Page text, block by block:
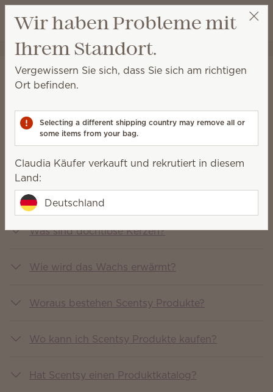
Wunschliste
Warenkorb
Claudia Käufer Party auswählen
Häufig gestellte fragen
Was ist Scentsy?
Welche Produkte verkauft Scentsy?
Was sind dochtlose Kerzen?
Wie wird das Wachs erwärmt?
Woraus bestehen Scentsy Produkte?
Wo kann ich Scentsy Produkte kaufen?
Hat Scentsy einen Produktkatalog?
Wir haben Probleme mit
Ihrem Standort.
Vergewissern Sie sich, dass Sie sich am richtigen
Ort befinden.
Selecting a different shipping country may remove all or
some items from your bag.
Claudia Käufer verkauft und rekrutiert in diesem
Land:
Deutschland